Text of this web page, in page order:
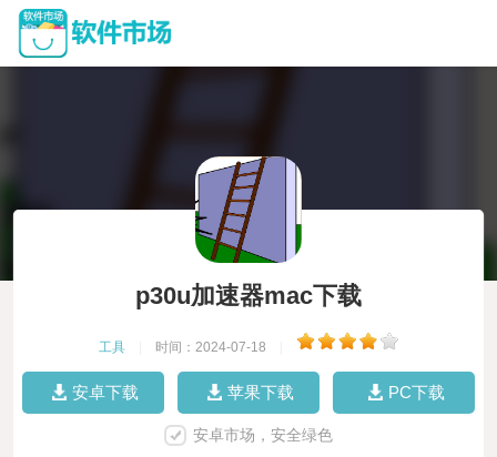
p30u加速器mac下载
工具 时间：2024-07-18
安卓下载 苹果下载 PC下载
安卓市场，安全绿色